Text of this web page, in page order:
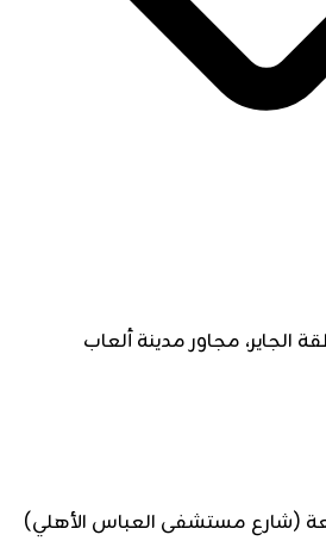
الجاير، مجاور مدينة ألعاب
(شارع مستشفى العباس الأهلي)